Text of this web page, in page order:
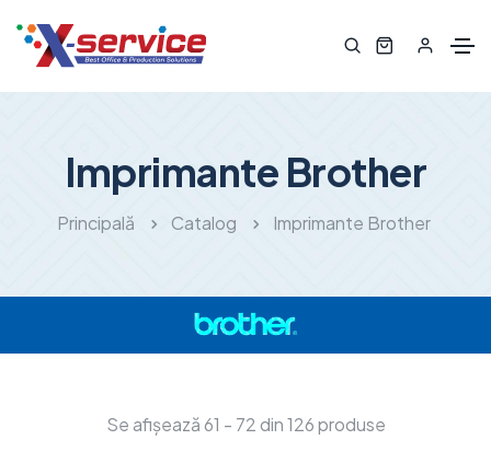
Imprimante Brother
Principală Catalog Imprimante Brother
Se afișează 61 - 72 din 126 produse